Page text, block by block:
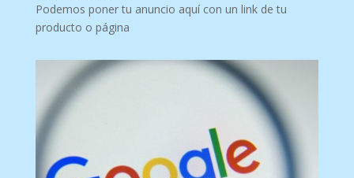
Podemos poner tu anuncio aquí con un link de tu
producto o página